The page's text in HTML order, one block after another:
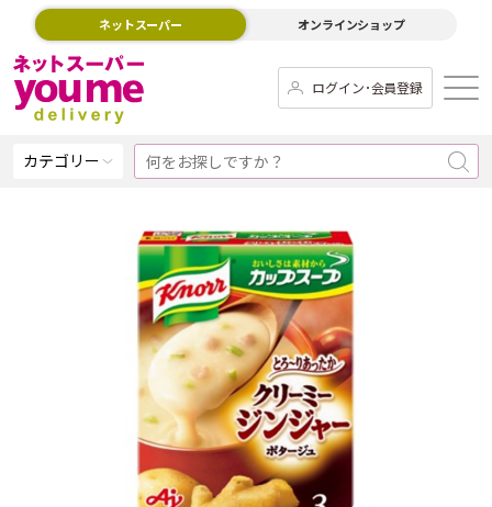
ネットスーパー オンラインショップ
ログイン･会員登録
カテゴリー